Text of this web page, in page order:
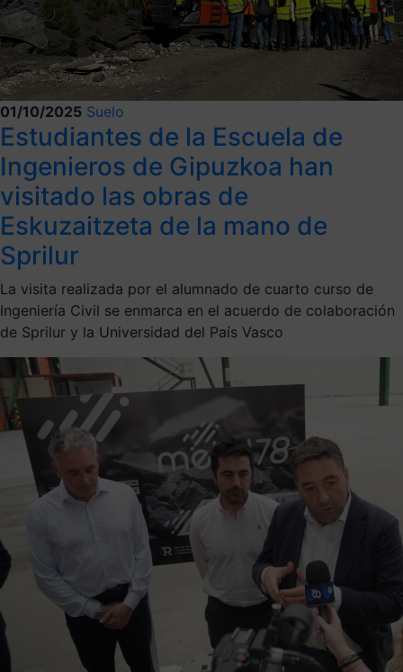
01/10/2025 Suelo
Estudiantes de la Escuela de
Ingenieros de Gipuzkoa han
visitado las obras de
Eskuzaitzeta de la mano de
Sprilur
La visita realizada por el alumnado de cuarto curso de
Ingeniería Civil se enmarca en el acuerdo de colaboración
de Sprilur y la Universidad del País Vasco